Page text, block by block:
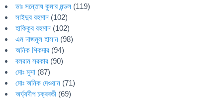
ডাঃ সন্তোষ কুমার মন্ডল (119)
সাইদুর রহমান (102)
হাকিকুর রহমান (102)
এম নাজমুল হাসান (98)
অনিক শিকদার (94)
বলরাম সরকার (90)
মোঃ মুসা (87)
মোঃ অনিক দেওয়ান (71)
অর্ঘ্যদীপ চক্রবর্তী (69)